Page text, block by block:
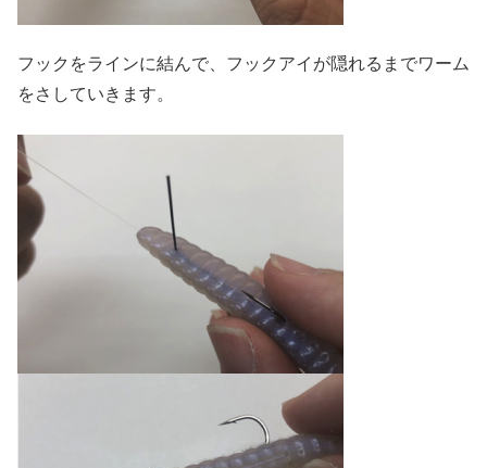
フックをラインに結んで、フックアイが隠れるまでワーム
をさしていきます。